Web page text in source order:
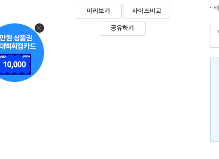
미리보기 사이즈비교
공유하기